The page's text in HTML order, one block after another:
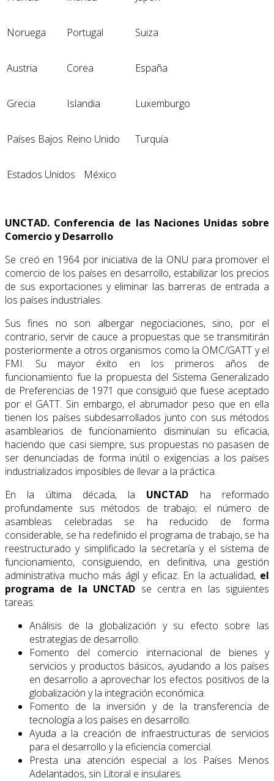
Noruega Portugal Suiza
Austria Corea España
Grecia Islandia Luxemburgo
Países Bajos Reino Unido Turquía
Estados Unidos México
UNCTAD. Conferencia de las Naciones Unidas sobre
Comercio y Desarrollo
Se creó en 1964 por iniciativa de la ONU para promover el
comercio de los países en de­sarrollo, estabilizar los precios
de sus exportaciones y eliminar las barreras de entrada a
los países industriales.
Sus fines no son albergar negociaciones, sino, por el
contrario, servir de cauce a propues­tas que se transmitirán
posteriormente a otros organismos como la OMC/GATT y el
FMI. Su mayor éxito en los primeros años de
funcionamiento fue la propuesta del Sistema Generalizado
de Preferencias de 1971 que consiguió que fuese aceptado
por el GATT. Sin embargo, el abrumador peso que en ella
tienen los países subdesarrollados junto con sus métodos
asamblearios de funcionamiento disminuían su eficacia,
haciendo que casi siempre, sus propuestas no pasasen de
ser denunciadas de forma inútil o exigencias a los países
industrializados imposibles de llevar a la práctica.
En la última década, la UNCTAD ha reformado
profundamente sus métodos de trabajo; el número de
asambleas celebradas se ha reducido de forma
considerable, se ha redefinido el programa de trabajo, se ha
reestructurado y simplificado la secretaría y el sistema de
funcionamiento, consiguiendo, en definitiva, una gestión
administrativa mucho más ágil y eficaz. En la actualidad, el
programa de la UNCTAD se centra en las siguientes
tareas:
Análisis de la globalización y su efecto sobre las
estrategias de desarrollo.
Fomento del comercio internacional de bienes y
servicios y productos básicos, ayudando a los países
en desarrollo a aprovechar los efectos positivos de la
globa­lización y la integración económica.
Fomento de la inversión y de la transferencia de
tecnología a los países en desa­rrollo.
Ayuda a la creación de infraestructuras de servicios
para el desarrollo y la eficien­cia comercial.
Presta una atención especial a los Países Menos
Adelantados, sin Litoral e insula­res.